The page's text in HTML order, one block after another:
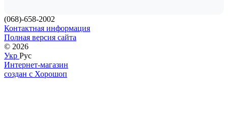
(068)-658-2002
Контактная информация
Полная версия сайта
© 2026
Укр Рус
Интернет-магазин
создан с Хорошоп